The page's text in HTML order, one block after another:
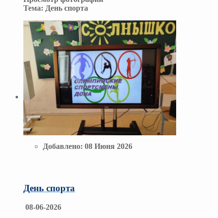
Тема: День спорта
Добавлено: 08 Июня 2026
День спорта
08-06-2026